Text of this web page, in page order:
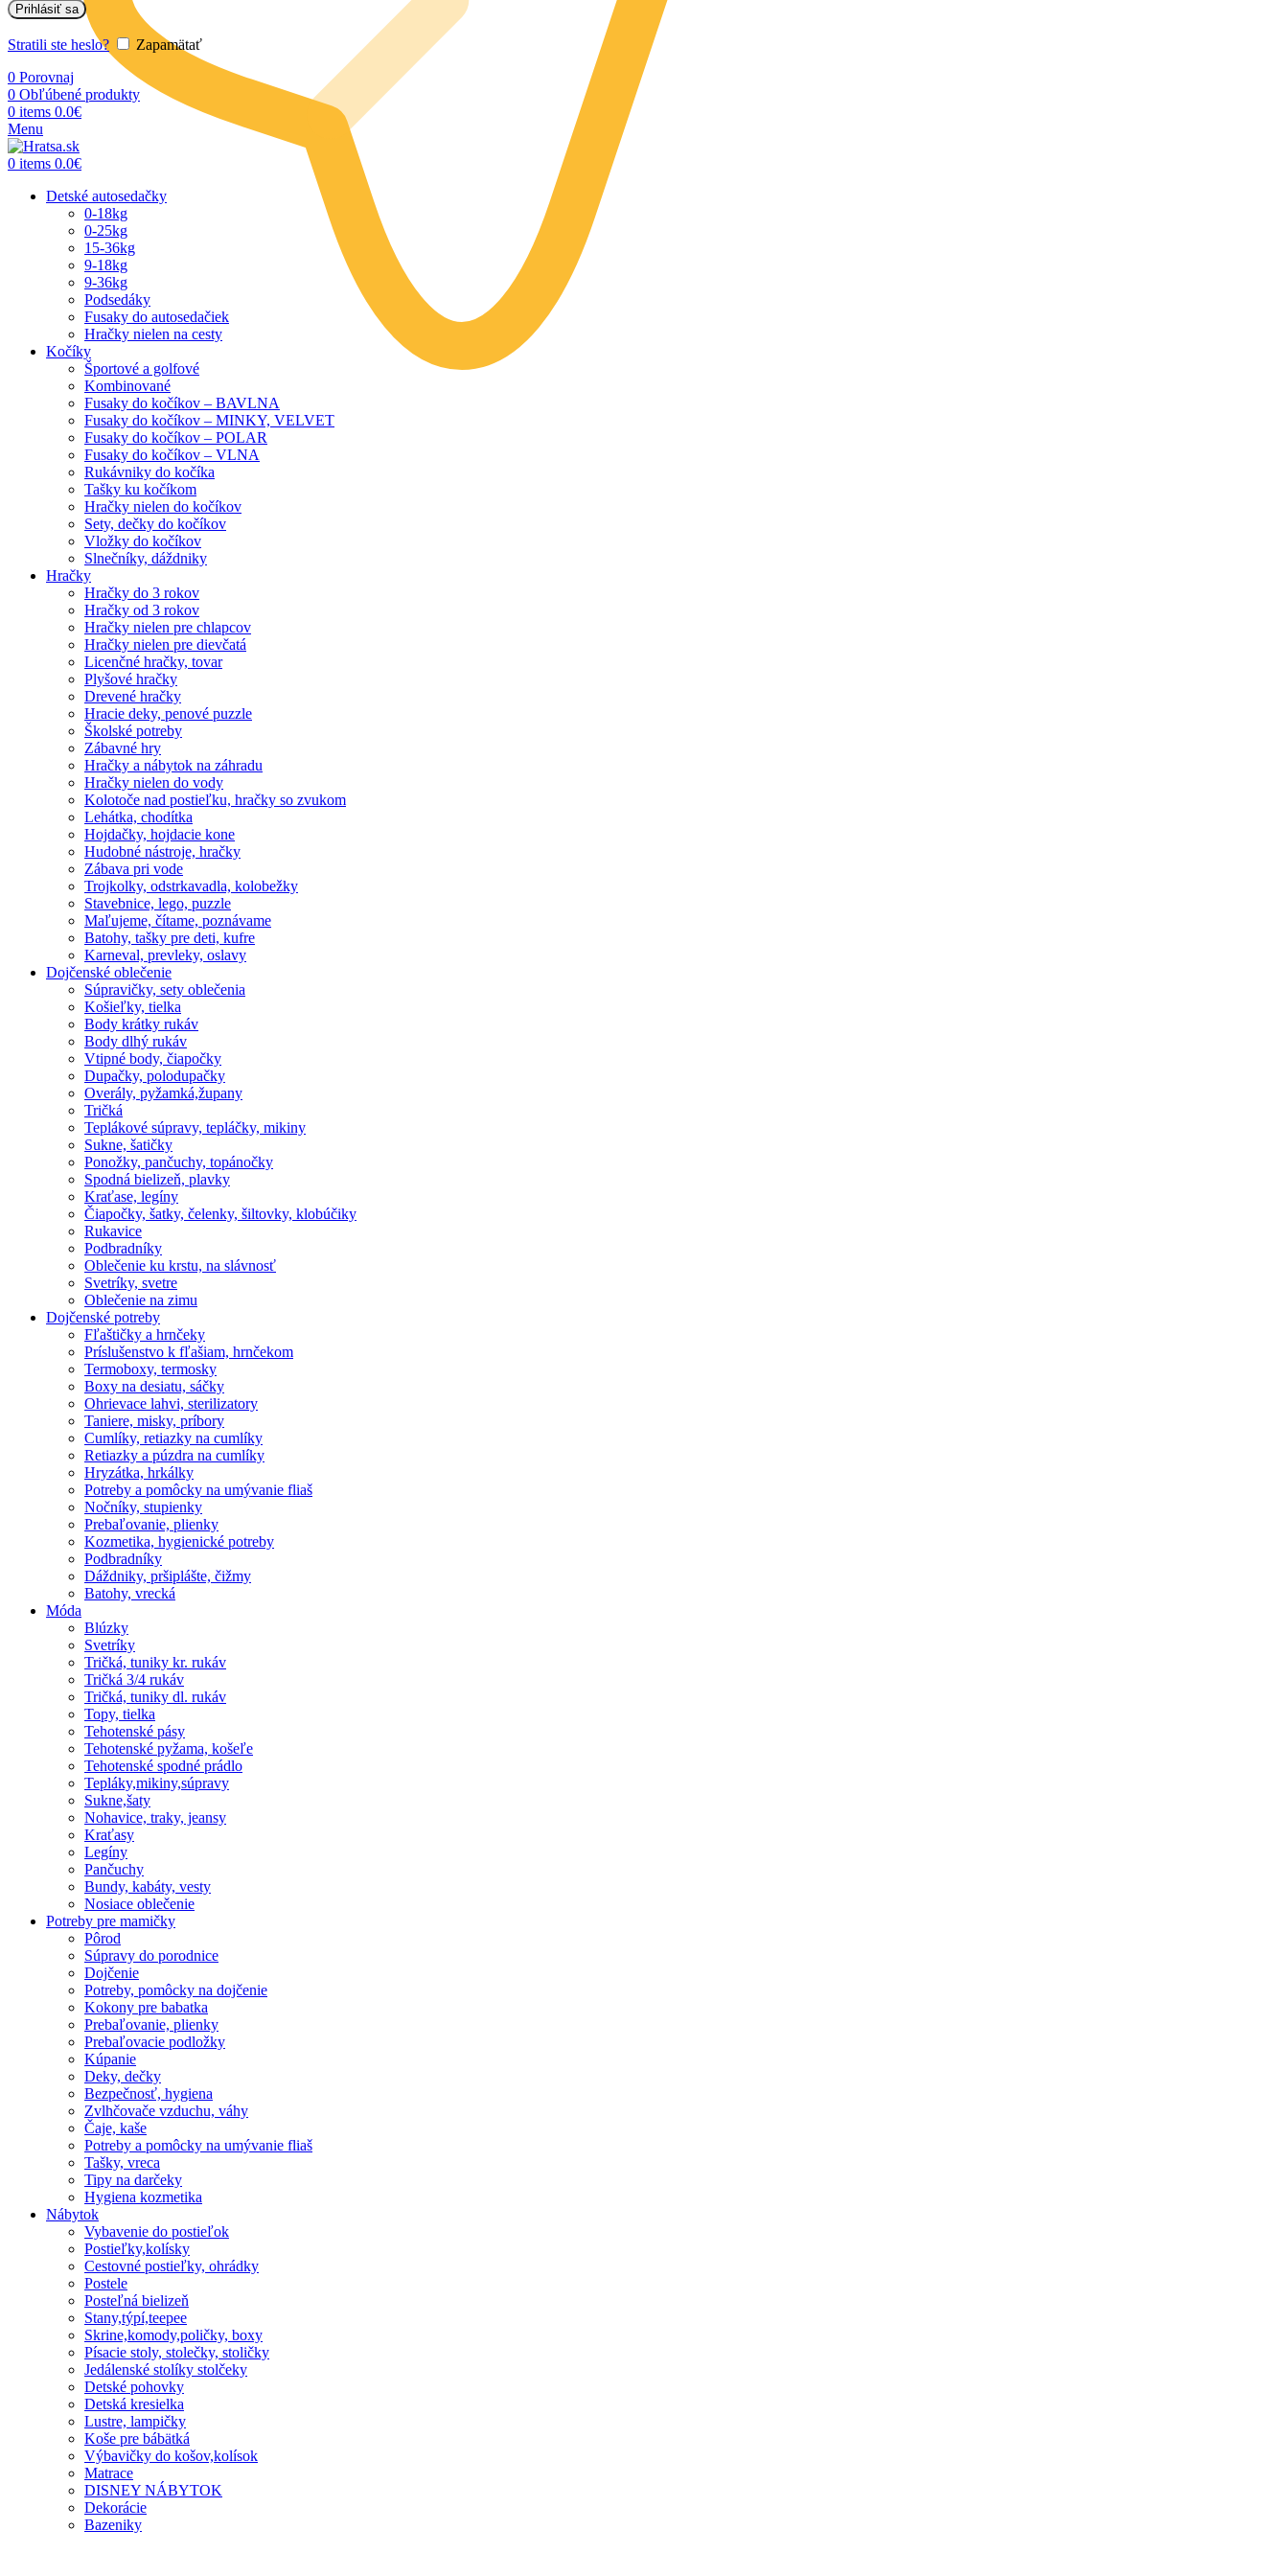
Prihlásiť sa
Stratili ste heslo?
Zapamätať
0 Porovnaj
0 Obľúbené produkty
0 items 0.0€
Menu
0 items 0.0€
Detské autosedačky
0-18kg
0-25kg
15-36kg
9-18kg
9-36kg
Podsedáky
Fusaky do autosedačiek
Hračky nielen na cesty
Kočíky
Športové a golfové
Kombinované
Fusaky do kočíkov – BAVLNA
Fusaky do kočíkov – MINKY, VELVET
Fusaky do kočíkov – POLAR
Fusaky do kočíkov – VLNA
Rukávniky do kočíka
Tašky ku kočíkom
Hračky nielen do kočíkov
Sety, dečky do kočíkov
Vložky do kočíkov
Slnečníky, dáždniky
Hračky
Hračky do 3 rokov
Hračky od 3 rokov
Hračky nielen pre chlapcov
Hračky nielen pre dievčatá
Licenčné hračky, tovar
Plyšové hračky
Drevené hračky
Hracie deky, penové puzzle
Školské potreby
Zábavné hry
Hračky a nábytok na záhradu
Hračky nielen do vody
Kolotoče nad postieľku, hračky so zvukom
Lehátka, chodítka
Hojdačky, hojdacie kone
Hudobné nástroje, hračky
Zábava pri vode
Trojkolky, odstrkavadla, kolobežky
Stavebnice, lego, puzzle
Maľujeme, čítame, poznávame
Batohy, tašky pre deti, kufre
Karneval, prevleky, oslavy
Dojčenské oblečenie
Súpravičky, sety oblečenia
Košieľky, tielka
Body krátky rukáv
Body dlhý rukáv
Vtipné body, čiapočky
Dupačky, polodupačky
Overály, pyžamká,župany
Tričká
Teplákové súpravy, tepláčky, mikiny
Sukne, šatičky
Ponožky, pančuchy, topánočky
Spodná bielizeň, plavky
Kraťase, legíny
Čiapočky, šatky, čelenky, šiltovky, klobúčiky
Rukavice
Podbradníky
Oblečenie ku krstu, na slávnosť
Svetríky, svetre
Oblečenie na zimu
Dojčenské potreby
Fľaštičky a hrnčeky
Príslušenstvo k fľašiam, hrnčekom
Termoboxy, termosky
Boxy na desiatu, sáčky
Ohrievace lahvi, sterilizatory
Taniere, misky, príbory
Cumlíky, retiazky na cumlíky
Retiazky a púzdra na cumlíky
Hryzátka, hrkálky
Potreby a pomôcky na umývanie fliaš
Nočníky, stupienky
Prebaľovanie, plienky
Kozmetika, hygienické potreby
Podbradníky
Dáždniky, pršiplášte, čižmy
Batohy, vrecká
Móda
Blúzky
Svetríky
Tričká, tuniky kr. rukáv
Tričká 3/4 rukáv
Tričká, tuniky dl. rukáv
Topy, tielka
Tehotenské pásy
Tehotenské pyžama, košeľe
Tehotenské spodné prádlo
Tepláky,mikiny,súpravy
Sukne,šaty
Nohavice, traky, jeansy
Kraťasy
Legíny
Pančuchy
Bundy, kabáty, vesty
Nosiace oblečenie
Potreby pre mamičky
Pôrod
Súpravy do porodnice
Dojčenie
Potreby, pomôcky na dojčenie
Kokony pre babatka
Prebaľovanie, plienky
Prebaľovacie podložky
Kúpanie
Deky, dečky
Bezpečnosť, hygiena
Zvlhčovače vzduchu, váhy
Čaje, kaše
Potreby a pomôcky na umývanie fliaš
Tašky, vreca
Tipy na darčeky
Hygiena kozmetika
Nábytok
Vybavenie do postieľok
Postieľky,kolísky
Cestovné postieľky, ohrádky
Postele
Posteľná bielizeň
Stany,týpí,teepee
Skrine,komody,poličky, boxy
Písacie stoly, stolečky, stoličky
Jedálenské stolíky stolčeky
Detské pohovky
Detská kresielka
Lustre, lampičky
Koše pre bábätká
Výbavičky do košov,kolísok
Matrace
DISNEY NÁBYTOK
Dekorácie
Bazeniky